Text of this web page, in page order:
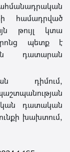
համադրված
թույլ կտա
պետք է
դատարան
դիմում,
դատական
խախտում,